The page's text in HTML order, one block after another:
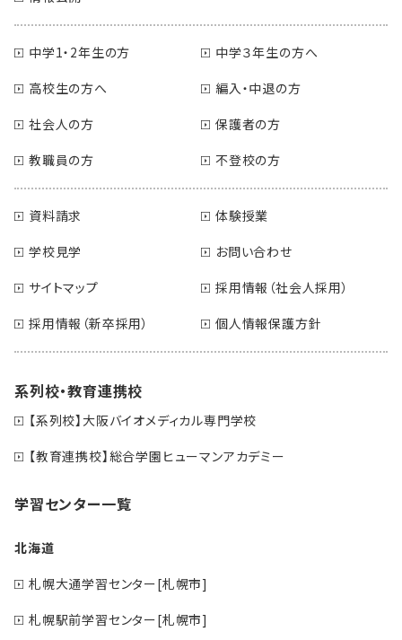
中学1・2年生の方
中学３年生の方へ
高校生の方へ
編入・中退の方
社会人の方
保護者の方
教職員の方
不登校の方
資料請求
体験授業
学校見学
お問い合わせ
サイトマップ
採用情報（社会人採用）
採用情報（新卒採用）
個人情報保護方針
系列校・教育連携校
【系列校】大阪バイオメディカル専門学校
【教育連携校】総合学園ヒューマンアカデミー
学習センター一覧
北海道
札幌大通学習センター[札幌市]
札幌駅前学習センター[札幌市]